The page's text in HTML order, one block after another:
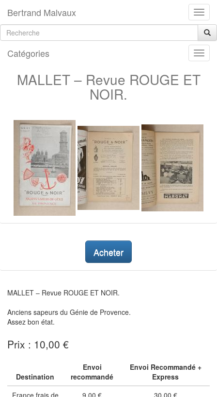
Bertrand Malvaux
Catégories
MALLET – Revue ROUGE ET
NOIR.
Acheter
MALLET – Revue ROUGE ET NOIR.
Anciens sapeurs du Génie de Provence.
Assez bon état.
Prix : 10,00 €
Destination
Envoi
recommandé
Envoi Recommandé +
Express
France frais de
9,00 € 30,00 €